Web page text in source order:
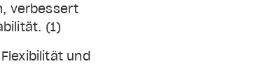
verbessert
(1)
und